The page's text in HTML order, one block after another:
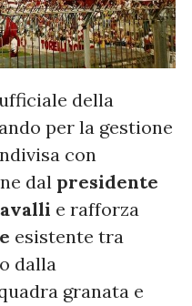
della
per la gestione
con
dal presidente
e rafforza
esistente tra
dalla
granata e